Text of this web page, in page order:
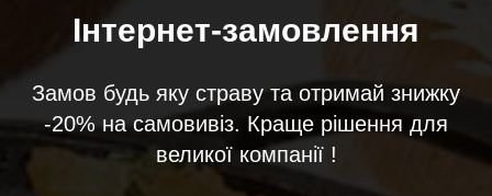
Інтернет-замовлення
Замов будь яку страву та отримай знижку
-20% на самовивіз. Краще рішення для
великої компанії !